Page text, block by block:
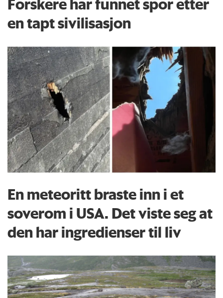
en tapt sivilisasjon
En meteoritt braste inn i et
soverom i USA. Det viste seg at
den har ingredienser til liv